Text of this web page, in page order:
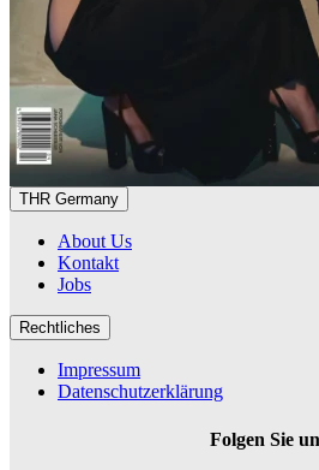
THR Germany
About Us
Kontakt
Jobs
Rechtliches
Impressum
Datenschutzerklärung
Folgen Sie